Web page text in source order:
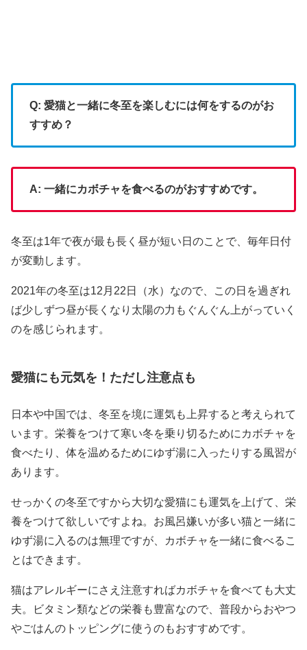
Q: 愛猫と一緒に冬至を楽しむには何をするのがお
すすめ？
A: 一緒にカボチャを食べるのがおすすめです。
冬至は1年で夜が最も長く昼が短い日のことで、毎年日付
が変動します。
2021年の冬至は12月22日（水）なので、この日を過ぎれ
ば少しずつ昼が長くなり太陽の力もぐんぐん上がっていく
のを感じられます。
愛猫にも元気を！ただし注意点も
日本や中国では、冬至を境に運気も上昇すると考えられて
います。栄養をつけて寒い冬を乗り切るためにカボチャを
食べたり、体を温めるためにゆず湯に入ったりする風習が
あります。
せっかくの冬至ですから大切な愛猫にも運気を上げて、栄
養をつけて欲しいですよね。お風呂嫌いが多い猫と一緒に
ゆず湯に入るのは無理ですが、カボチャを一緒に食べるこ
とはできます。
猫はアレルギーにさえ注意すればカボチャを食べても大丈
夫。ビタミン類などの栄養も豊富なので、普段からおやつ
やごはんのトッピングに使うのもおすすめです。